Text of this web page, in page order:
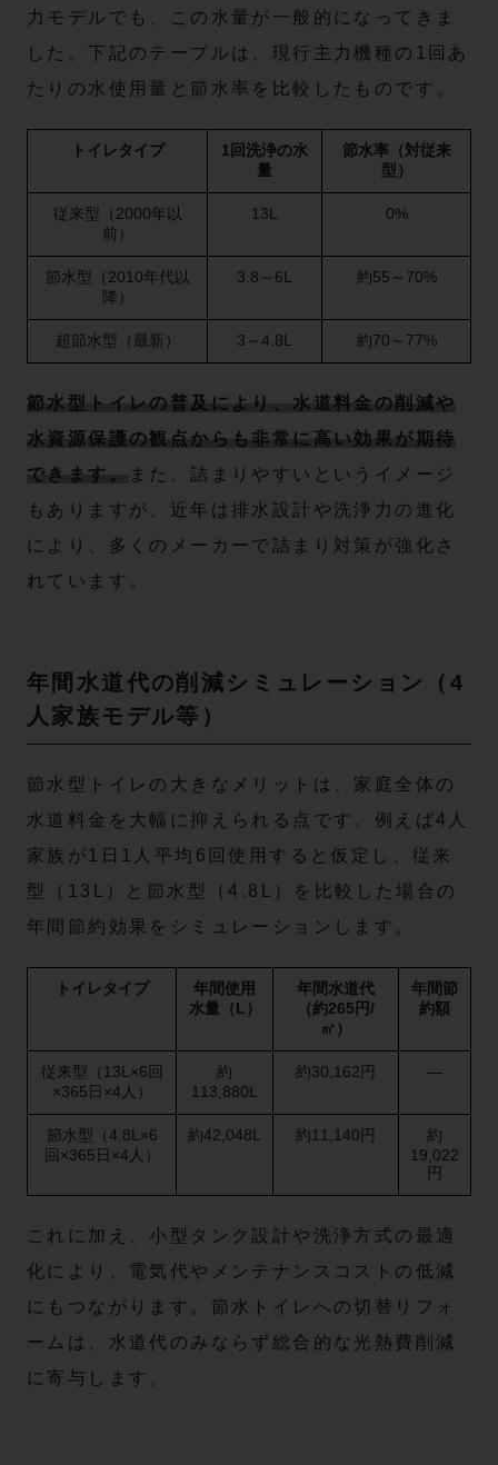
力モデルでも、この水量が一般的になってきま
した。下記のテーブルは、現行主力機種の1回あ
たりの水使用量と節水率を比較したものです。
トイレタイプ
1回洗浄の水
量
節水率（対従来
型）
従来型（2000年以
前）
13L 0%
節水型（2010年代以
降）
3.8～6L 約55～70%
超節水型（最新） 3～4.8L 約70～77%
節水型トイレの普及により、水道料金の削減や
水資源保護の観点からも非常に高い効果が期待
できます。
また、詰まりやすいというイメージ
もありますが、近年は排水設計や洗浄力の進化
により、多くのメーカーで詰まり対策が強化さ
れています。
年間水道代の削減シミュレーション（4
人家族モデル等）
節水型トイレの大きなメリットは、家庭全体の
水道料金を大幅に抑えられる点です。例えば4人
家族が1日1人平均6回使用すると仮定し、従来
型（13L）と節水型（4.8L）を比較した場合の
年間節約効果をシミュレーションします。
トイレタイプ
年間使用
水量（L）
年間水道代
（約265円/
㎥）
年間節
約額
従来型（13L×6回
×365日×4人）
約
113,880L
約30,162円 ―
節水型（4.8L×6
回×365日×4人）
約42,048L 約11,140円
約
19,022
円
これに加え、小型タンク設計や洗浄方式の最適
化により、電気代やメンテナンスコストの低減
にもつながります。節水トイレへの切替リフォ
ームは、水道代のみならず総合的な光熱費削減
に寄与します。